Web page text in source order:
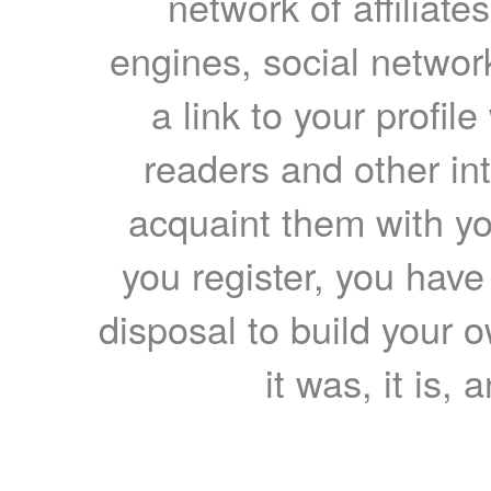
engines, social
a link to your
readers and other
acquaint them with
you register, you
disposal to build your
it was, it is,